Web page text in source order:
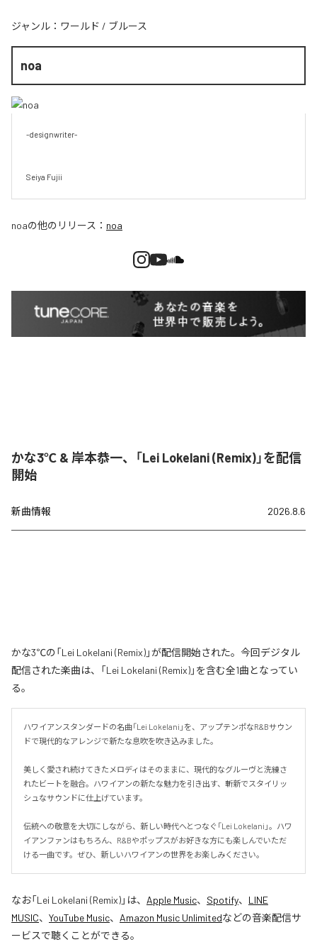
ジャンル： ワールド / ブルース
noa
-designwriter-
Seiya Fujii
noaの他のリリース： noa
かな3℃ & 岸本恭一、「Lei Lokelani (Remix)」を配信
開始
新曲情報 2026.8.6
かな3℃の「Lei Lokelani (Remix)」が配信開始された。今回デジタル
配信された楽曲は、「Lei Lokelani (Remix)」を含む全1曲となってい
る。
ハワイアンスタンダードの名曲「Lei Lokelani」を、アップテンポなR&Bサウン
ドで現代的なアレンジで新たな息吹を吹き込みました。
美しく愛され続けてきたメロディはそのままに、現代的なグルーヴと洗練さ
れたビートを融合。ハワイアンの新たな魅力を引き出す、斬新でスタイリッ
シュなサウンドに仕上げています。
伝統への敬意を大切にしながら、新しい時代へとつなぐ「Lei Lokelani」。ハワ
イアンファンはもちろん、R&Bやポップスがお好きな方にも楽しんでいただ
ける一曲です。ぜひ、新しいハワイアンの世界をお楽しみください。
なお「Lei Lokelani (Remix)」は、 Apple Music、 Spotify、 LINE
MUSIC、 YouTube Music、 Amazon Music Unlimitedなどの音楽配信サ
ービスで聴くことができる。